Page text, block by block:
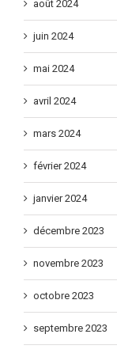
août 2024
juin 2024
mai 2024
avril 2024
mars 2024
février 2024
janvier 2024
décembre 2023
novembre 2023
octobre 2023
septembre 2023